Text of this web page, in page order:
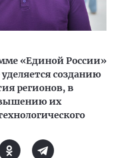
«Единой России»
созданию
регионов, в
их